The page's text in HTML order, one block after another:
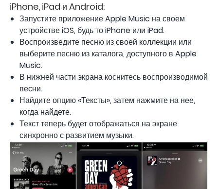
iPhone, iPad и Android:
Запустите приложение Apple Music на своем
устройстве iOS, будь то iPhone или iPad.
Воспроизведите песню из своей коллекции или
выберите песню из каталога, доступного в Apple
Music.
В нижней части экрана коснитесь воспроизводимой
песни.
Найдите опцию «Тексты», затем нажмите на нее,
когда найдете.
Текст теперь будет отображаться на экране
синхронно с развитием музыки.